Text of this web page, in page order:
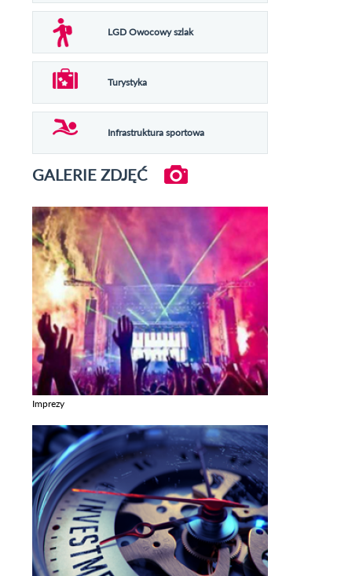
LGD Owocowy szlak
Turystyka
Infrastruktura sportowa
GALERIE ZDJĘĆ
Imprezy